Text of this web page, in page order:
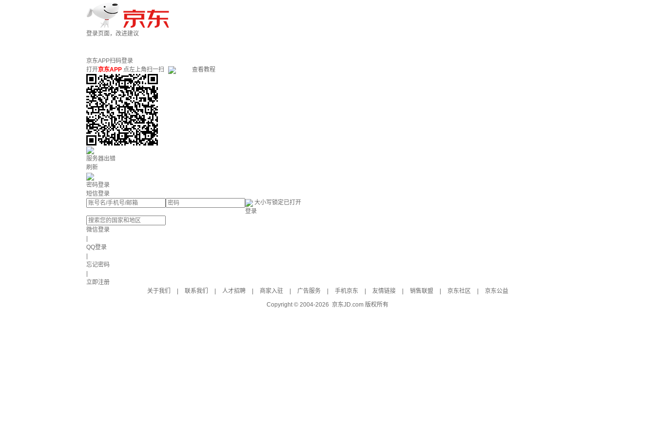
登录页面，改进建议
京东APP扫码登录
打开京东APP 点左上角扫一扫 查看教程
服务器出错
刷新
密码登录
短信登录
大小写锁定已打开
登录
微信登录
QQ登录
忘记密码
立即注册
关于我们
联系我们 人才招聘 商家入驻 广告服务 手机京东 友情链接 销售联盟 京东社区
京东公益
Copyright © 2004-2026 京东JD.com 版权所有